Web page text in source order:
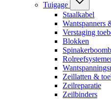
Tuigage
Staalkabel
Wantspanners
Verstaging
Blokken
Zeillatten &
Zeilreparatie
Zeilbinders